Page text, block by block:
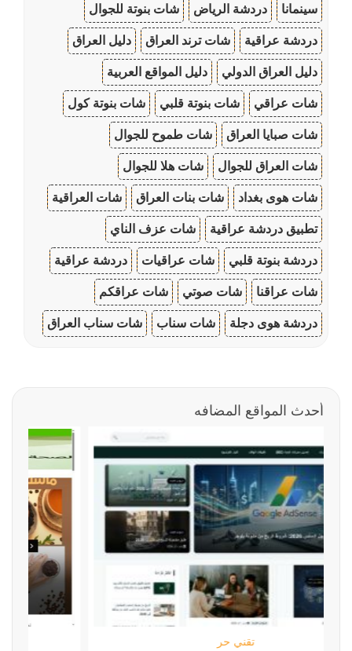
سينمانا دردشة الرياض شات بنوتة للجوال
دردشة عراقية شات ترند العراق دليل العراق
دليل العراق الدولي دليل المواقع العربية
شات عراقي شات بنوتة قلبي شات بنوتة كول
شات صبايا العراق شات طموح للجوال
شات العراق للجوال شات هلا للجوال
شات هوى بغداد شات بنات العراق شات العراقية
تطبيق دردشة عراقية شات عزف الناي
دردشة بنوتة قلبي شات عراقيات دردشة عراقية
شات عراقنا شات صوتي شات عراقكم
دردشة هوى دجلة شات سناب شات سناب العراق
أحدث المواقع المضافه